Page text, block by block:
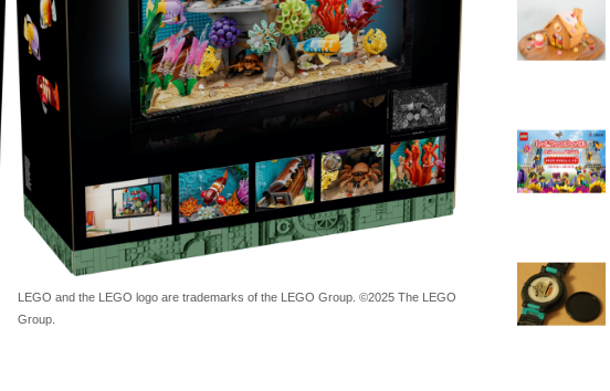
LEGO and the LEGO logo are trademarks of the LEGO Group. ©2025 The LEGO
Group.